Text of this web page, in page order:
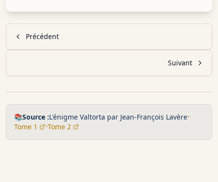
Précédent
Suivant
📚Source :L'énigme Valtorta par Jean-François Lavère•
Tome 1
•Tome 2